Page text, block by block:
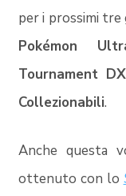
per i prossimi
Pokémon
Tournament DX
Collezionabili.
Anche questa
ottenuto con lo